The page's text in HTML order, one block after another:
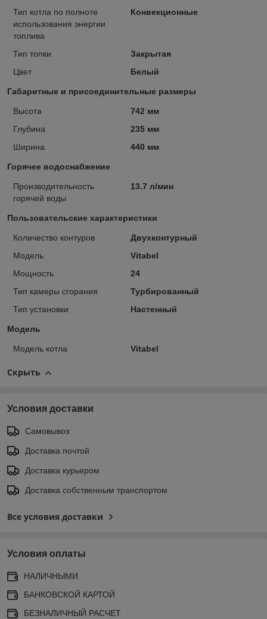
Тип котла по полноте
использования энергии
топлива
Конвекционные
Тип топки
Закрытая
Цвет
Белый
Габаритные и присоединительные размеры
Высота
742 мм
Глубина
235 мм
Ширина
440 мм
Горячее водоснабжение
Производительность
горячей воды
13.7 л/мин
Пользовательские характеристики
Количество контуров
Двухконтурный
Модель
Vitabel
Мощность
24
Тип камеры сгорания
Турбированный
Тип установки
Настенный
Модель
Модель котла Vitabel
Скрыть
Условия доставки
Самовывоз
Доставка почтой
Доставка курьером
Доставка собственным транспортом
Все условия доставки
Условия оплаты
НАЛИЧНЫМИ
БАНКОВСКОЙ КАРТОЙ
БЕЗНАЛИЧНЫЙ РАСЧЕТ